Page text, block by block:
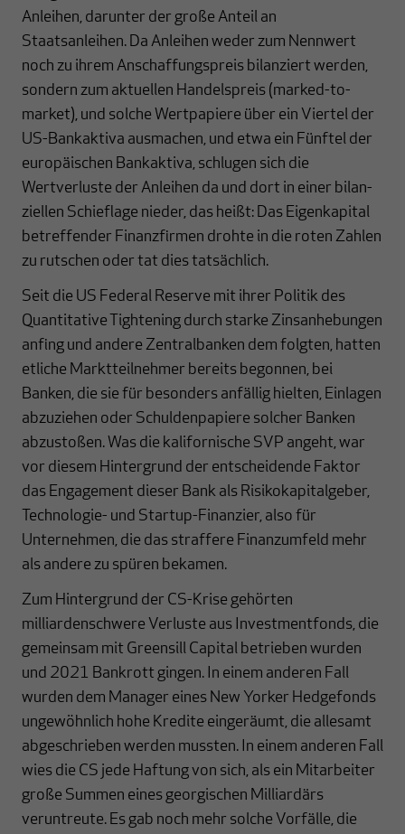
Anleihen, darunter der große Anteil an
Staatsanleihen. Da Anleihen weder zum Nennwert
noch zu ihrem Anschaffungspreis bilanziert werden,
sondern zum aktuellen Handelspreis (marked-to-
market), und solche Wertpapiere über ein Viertel der
US-Bankaktiva ausmachen, und etwa ein Fünftel der
europäischen Bank­aktiva, schlugen sich die
Wertverluste der Anleihen da und dort in einer bilan­
ziel­len Schief­­lage nieder, das heißt: Das Eigenkapital
betref­fen­der Finanzfirmen drohte in die roten Zahlen
zu rutschen oder tat dies tatsächlich.
Seit die US Federal Reserve mit ihrer Politik des
Quantitative Tighte­ning durch starke Zinsanhebungen
anfing und andere Zentralbanken dem folgten, hatten
etliche Markt­teilnehmer bereits begonnen, bei
Banken, die sie für besonders anfällig hielten, Ein­la­gen
abzuziehen oder Schuldenpapiere solcher Banken
abzustoßen. Was die kali­for­nische SVP angeht, war
vor diesem Hintergrund der entscheidende Faktor
das Enga­ge­ment dieser Bank als Risikokapitalgeber,
Technologie- und Startup-Finanzier, also für
Unternehmen, die das straffere Finanzumfeld mehr
als andere zu spüren bekamen.
Zum Hintergrund der CS-Krise gehörten
milliardenschwere Verluste aus Invest­ment­fonds, die
gemeinsam mit Greensill Capital betrieben wurden
und 2021 Bankrott gingen. In einem anderen Fall
wurden dem Manager eines New Yorker Hedgefonds
unge­wöhnlich hohe Kredite eingeräumt, die allesamt
abgeschrieben werden mussten. In einem anderen Fall
wies die CS jede Haftung von sich, als ein Mitarbeiter
große Sum­men eines georgischen Milliardärs
veruntreute. Es gab noch mehr solche Vorfälle, die